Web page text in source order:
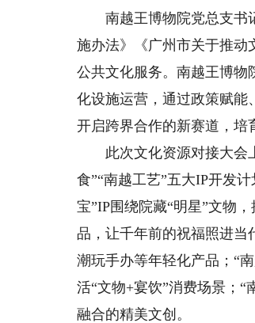
南越王博物院党总支书记
施办法》《广州市关于推动
公共文化服务。南越王博物
化设施运营，通过政策赋能
开启跨界合作的新赛道，培
此次文化资源对接大会上
食”“南越工艺”五大IP开发
宝”IP围绕院藏“明星”文物
品，让千年前的祝福照进当
潮玩手办等年轻化产品；“
活“文物+宴饮”消费场景；
融合的精美文创。